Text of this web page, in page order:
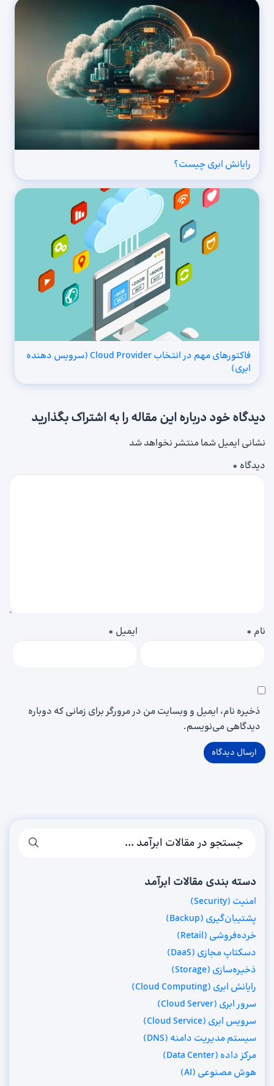
رایانش ابری چیست؟
فاکتورهای مهم در انتخاب Cloud Provider (سرویس دهنده
ابری)
دیدگاه خود درباره این مقاله را به اشتراک بگذارید
نشانی ایمیل شما منتشر نخواهد شد
دیدگاه *
نام * ایمیل *
ذخیره نام، ایمیل و وبسایت من در مرورگر برای زمانی که دوباره
دیدگاهی می‌نویسم.
دسته بندی مقالات ابرآمد
امنیت (Security)
پشتیبان‌گیری (Backup)
خرده‌فروشی (Retail)
دسکتاپ مجازی (DaaS)
ذخیره‌سازی (Storage)
رایانش ابری (Cloud Computing)
سرور ابری (Cloud Server)
سرویس ابری (Cloud Service)
سیستم مدیریت دامنه (DNS)
مرکز داده (Data Center)
هوش مصنوعی (AI)